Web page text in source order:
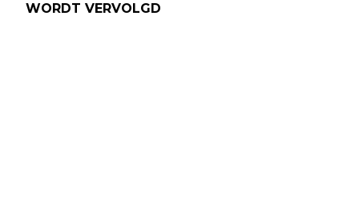
WORDT VERVOLGD